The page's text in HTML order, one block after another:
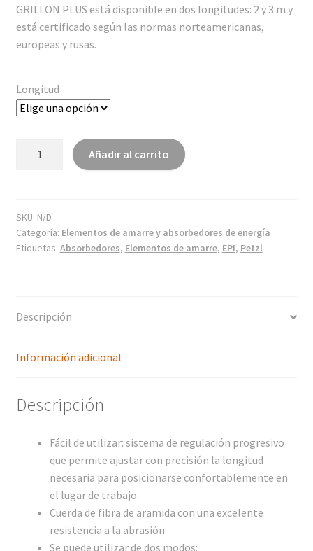
GRILLON PLUS está disponible en dos longitudes: 2 y 3 m y
está certificado según las normas norteamericanas,
europeas y rusas.
Longitud
Añadir al carrito
SKU: N/D
Categoría: Elementos de amarre y absorbedores de energía
Etiquetas: Absorbedores, Elementos de amarre, EPI, Petzl
Descripción
Información adicional
Descripción
Fácil de utilizar: sistema de regulación progresivo
que permite ajustar con precisión la longitud
necesaria para posicionarse confortablemente en
el lugar de trabajo.
Cuerda de fibra de aramida con una excelente
resistencia a la abrasión.
Se puede utilizar de dos modos: